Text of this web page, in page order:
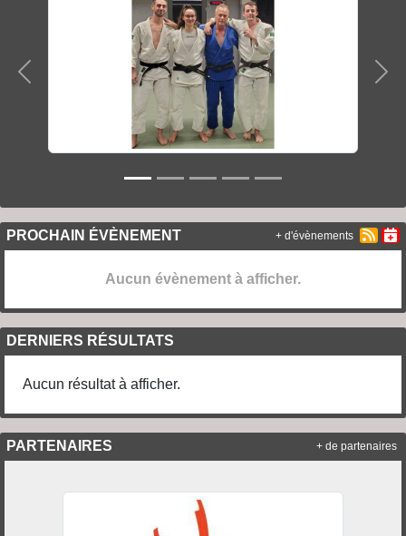
Précedent
PROCHAIN ÉVÈNEMENT
Aucun évènement à afficher.
+ d'évènements
DERNIERS RÉSULTATS
Aucun résultat à afficher.
PARTENAIRES + de partenaires